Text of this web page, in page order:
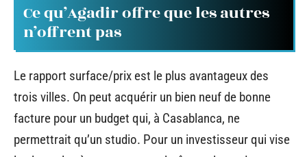
Ce qu’Agadir offre que les autres
n’offrent pas
Le rapport surface/prix est le plus avantageux des
trois villes. On peut acquérir un bien neuf de bonne
facture pour un budget qui, à Casablanca, ne
permettrait qu’un studio. Pour un investisseur qui vise